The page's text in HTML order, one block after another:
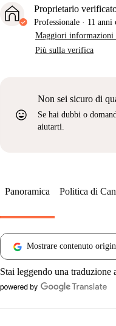
Proprietario
Professionale · 11 anni
Maggiori informazioni
Più sulla verifica
sentiment_very_satisfied
Non sei sicuro di
Se hai dubbi o
aiutarti.
Panoramica Politica di
Mostrare contenuto
Stai leggendo una traduzione